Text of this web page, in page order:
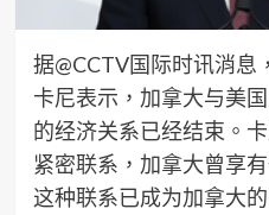
据@CCTV国际时讯消息
卡尼表示，加拿大与美
的经济关系已经结束。
紧密联系，加拿大曾享
这种联系已成为加拿大